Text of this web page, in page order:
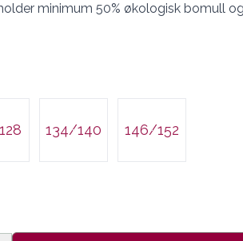
minimum 50% økologisk bomull
134/140 146/152